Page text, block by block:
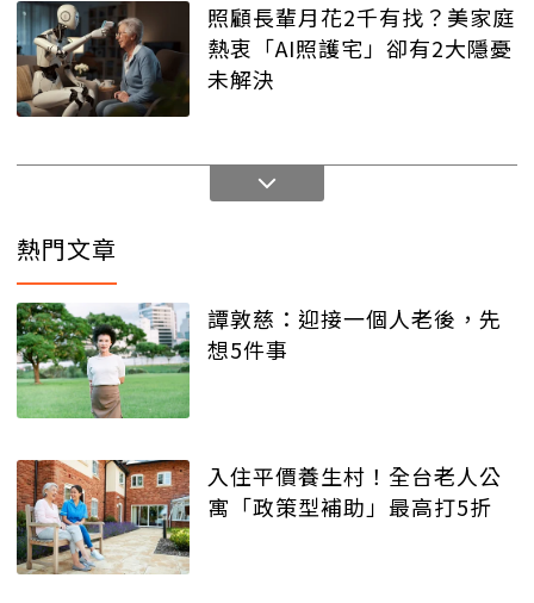
照顧長輩月花2千有找？美家庭
熱衷「AI照護宅」卻有2大隱憂
未解決
熱門文章
譚敦慈：迎接一個人老後，先
想5件事
入住平價養生村！全台老人公
寓「政策型補助」最高打5折